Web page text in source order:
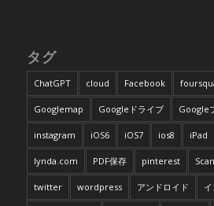
タグ
ChatGPT cloud Facebook
Googlemap Googleドライブ Google
instagram iOS6 iOS7 ios8 iPad
lynda.com PDF保存 pinterest
twitter wordpress アンドロイド